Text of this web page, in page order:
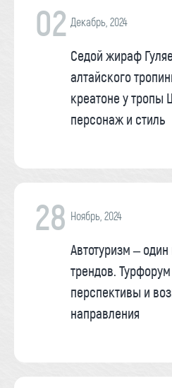
02 Декабрь, 2024
Седой жираф
алтайского
креатоне у тропы
персонаж и стиль
28 Ноябрь, 2024
Автотуризм –
трендов. Турфорум
перспективы и
направления